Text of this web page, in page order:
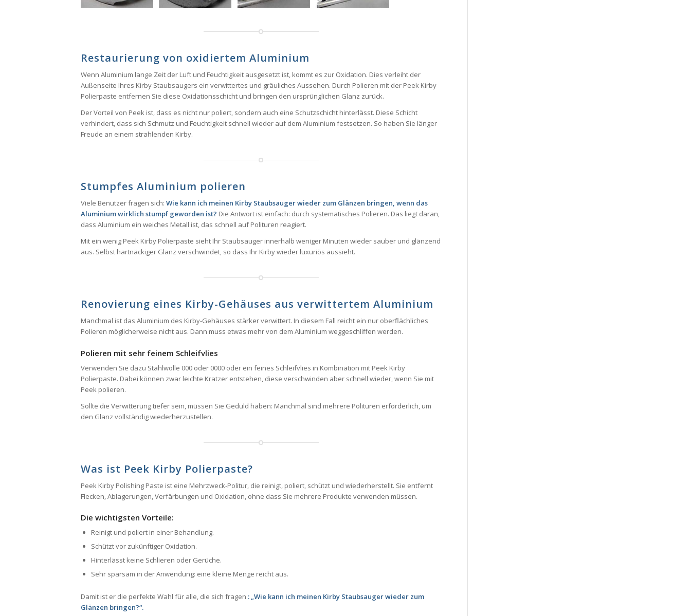
Restaurierung von oxidiertem Aluminium
Wenn Aluminium lange Zeit der Luft und Feuchtigkeit ausgesetzt ist, kommt es zur Oxidation. Dies verleiht der
Außenseite Ihres Kirby Staubsaugers ein verwittertes und gräuliches Aussehen. Durch Polieren mit der Peek Kirby
Polierpaste entfernen Sie diese Oxidationsschicht und bringen den ursprünglichen Glanz zurück.
Der Vorteil von Peek ist, dass es nicht nur poliert, sondern auch eine Schutzschicht hinterlässt. Diese Schicht
verhindert, dass sich Schmutz und Feuchtigkeit schnell wieder auf dem Aluminium festsetzen. So haben Sie länger
Freude an einem strahlenden Kirby.
Stumpfes Aluminium polieren
Viele Benutzer fragen sich: Wie kann ich meinen Kirby Staubsauger wieder zum Glänzen bringen, wenn das
Aluminium wirklich stumpf geworden ist? Die Antwort ist einfach: durch systematisches Polieren. Das liegt daran,
dass Aluminium ein weiches Metall ist, das schnell auf Polituren reagiert.
Mit ein wenig Peek Kirby Polierpaste sieht Ihr Staubsauger innerhalb weniger Minuten wieder sauber und glänzend
aus. Selbst hartnäckiger Glanz verschwindet, so dass Ihr Kirby wieder luxuriös aussieht.
Renovierung eines Kirby-Gehäuses aus verwittertem Aluminium
Manchmal ist das Aluminium des Kirby-Gehäuses stärker verwittert. In diesem Fall reicht ein nur oberflächliches
Polieren möglicherweise nicht aus. Dann muss etwas mehr von dem Aluminium weggeschliffen werden.
Polieren mit sehr feinem Schleifvlies
Verwenden Sie dazu Stahlwolle 000 oder 0000 oder ein feines Schleifvlies in Kombination mit Peek Kirby
Polierpaste. Dabei können zwar leichte Kratzer entstehen, diese verschwinden aber schnell wieder, wenn Sie mit
Peek polieren.
Sollte die Verwitterung tiefer sein, müssen Sie Geduld haben: Manchmal sind mehrere Polituren erforderlich, um
den Glanz vollständig wiederherzustellen.
Was ist Peek Kirby Polierpaste?
Peek Kirby Polishing Paste ist eine Mehrzweck-Politur, die reinigt, poliert, schützt und wiederherstellt. Sie entfernt
Flecken, Ablagerungen, Verfärbungen und Oxidation, ohne dass Sie mehrere Produkte verwenden müssen.
Die wichtigsten Vorteile:
Reinigt und poliert in einer Behandlung.
Schützt vor zukünftiger Oxidation.
Hinterlässt keine Schlieren oder Gerüche.
Sehr sparsam in der Anwendung: eine kleine Menge reicht aus.
Damit ist er die perfekte Wahl für alle, die sich fragen : „Wie kann ich meinen Kirby Staubsauger wieder zum
Glänzen bringen?“.